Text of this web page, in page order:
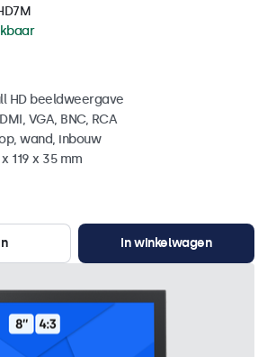
HD beeldweergave
VGA, BNC, RCA
wand, inbouw
119 x 35 mm
In winkelwagen